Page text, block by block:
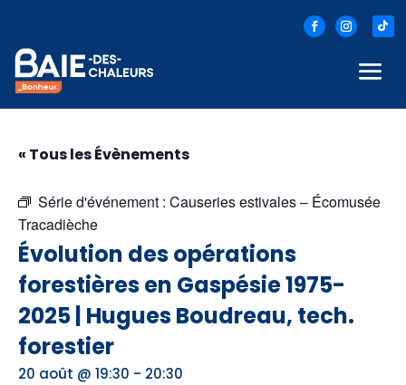
« Tous les Évènements
Série d'événement : Causeries estivales – Écomusée
Tracadièche
Évolution des opérations
forestières en Gaspésie 1975-
2025 | Hugues Boudreau, tech.
forestier
20 août @ 19:30 - 20:30